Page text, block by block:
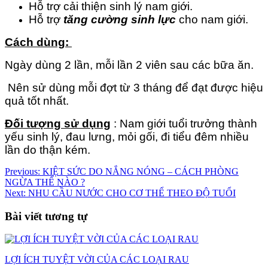
Hỗ trợ cải thiện sinh lý nam giới.
Hỗ trợ tăng cường sinh lực cho nam giới.
Cách dùng:
Ngày dùng 2 lần, mỗi lần 2 viên sau các bữa ăn.
Nên sử dùng mỗi đợt từ 3 tháng để đạt được hiệu
quả tốt nhất.
Đối tượng sử dụng : Nam giới tuổi trưởng thành
yếu sinh lý, đau lưng, mỏi gối, đi tiểu đêm nhiều
lần do thận kém.
Điều
hướng
viết
Previous: KIỆT SỨC DO NẮNG NÓNG – CÁCH PHÒNG
NGỪA THẾ NÀO ?
Next: NHU CẦU NƯỚC CHO CƠ THỂ THEO ĐỘ TUỔI
Bài viết tương tự
LỢI ÍCH TUYỆT VỜI CỦA CÁC LOẠI RAU